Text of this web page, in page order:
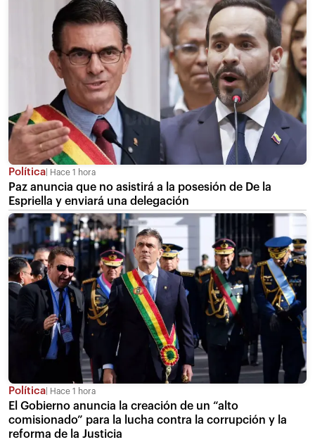
Política Hace 1 hora
Paz anuncia que no asistirá a la posesión de De la
Espriella y enviará una delegación
Política Hace 1 hora
El Gobierno anuncia la creación de un “alto
comisionado” para la lucha contra la corrupción y la
reforma de la Justicia